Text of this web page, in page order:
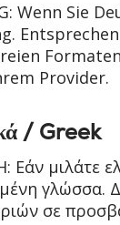
Wenn Sie
Provider.
/ Greek
μιλάτε
γλώσσα.
σε